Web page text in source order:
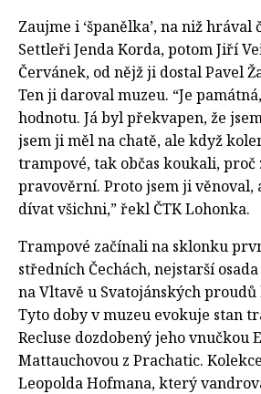
Zaujme i ‘španělka’, na niž hrával
Settleři Jenda Korda, potom Jiří
Červánek, od nějž ji dostal Pavel
Ten ji daroval muzeu. “Je
hodnotu. Já byl překvapen, že
jsem ji měl na chatě, ale když
trampové, tak občas koukali, proč
pravověrní. Proto jsem ji věnoval,
dívat všichni,” řekl ČTK Lohonka.
Trampové začínali na sklonku
středních Čechách, nejstarší
na Vltavě u Svatojánských
Tyto doby v muzeu evokuje stan
Recluse dozdobený jeho vnučkou
Mattauchovou z Prachatic.
Leopolda Hofmana, který